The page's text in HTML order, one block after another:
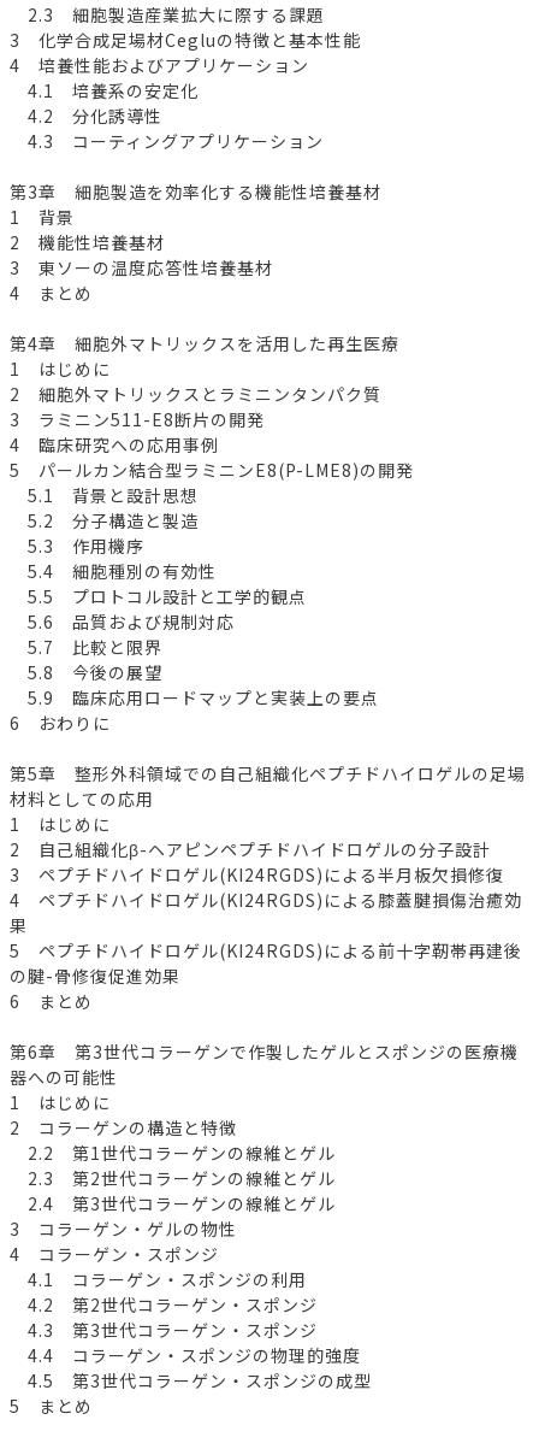
2.3 細胞製造産業拡大に際する課題
3 化学合成足場材Cegluの特徴と基本性能
4 培養性能およびアプリケーション
4.1 培養系の安定化
4.2 分化誘導性
4.3 コーティングアプリケーション
第3章 細胞製造を効率化する機能性培養基材
1 背景
2 機能性培養基材
3 東ソーの温度応答性培養基材
4 まとめ
第4章 細胞外マトリックスを活用した再生医療
1 はじめに
2 細胞外マトリックスとラミニンタンパク質
3 ラミニン511-E8断片の開発
4 臨床研究への応用事例
5 パールカン結合型ラミニンE8(P-LME8)の開発
5.1 背景と設計思想
5.2 分子構造と製造
5.3 作用機序
5.4 細胞種別の有効性
5.5 プロトコル設計と工学的観点
5.6 品質および規制対応
5.7 比較と限界
5.8 今後の展望
5.9 臨床応用ロードマップと実装上の要点
6 おわりに
第5章 整形外科領域での自己組織化ペプチドハイロゲルの足場
材料としての応用
1 はじめに
2 自己組織化β-ヘアピンペプチドハイドロゲルの分子設計
3 ペプチドハイドロゲル(KI24RGDS)による半月板欠損修復
4 ペプチドハイドロゲル(KI24RGDS)による膝蓋腱損傷治癒効
果
5 ペプチドハイドロゲル(KI24RGDS)による前十字靭帯再建後
の腱-骨修復促進効果
6 まとめ
第6章 第3世代コラーゲンで作製したゲルとスポンジの医療機
器への可能性
1 はじめに
2 コラーゲンの構造と特徴
2.2 第1世代コラーゲンの線維とゲル
2.3 第2世代コラーゲンの線維とゲル
2.4 第3世代コラーゲンの線維とゲル
3 コラーゲン・ゲルの物性
4 コラーゲン・スポンジ
4.1 コラーゲン・スポンジの利用
4.2 第2世代コラーゲン・スポンジ
4.3 第3世代コラーゲン・スポンジ
4.4 コラーゲン・スポンジの物理的強度
4.5 第3世代コラーゲン・スポンジの成型
5 まとめ